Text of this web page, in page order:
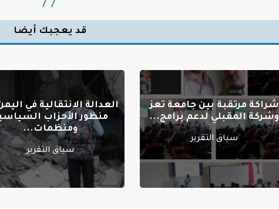
قد يعجبك أيضا
شراكة مرتقبة بين جامعة تعز
وشركة المقبلي لدعم برامج...
سياق التقرير
العدالة الانتقالية في
منظور الأحزاب
ومنظمات...
سياق التقرير